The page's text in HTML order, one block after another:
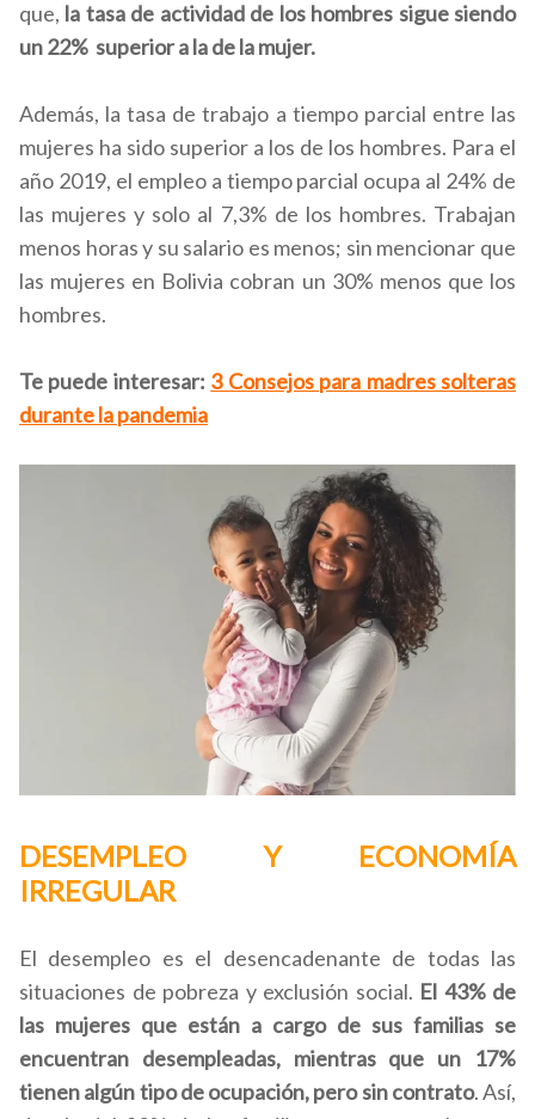
que, la tasa de actividad de los hombres sigue siendo
un 22% superior a la de la mujer.
Además, la tasa de trabajo a tiempo parcial entre las
mujeres ha sido superior a los de los hombres. Para el
año 2019, el empleo a tiempo parcial ocupa al 24% de
las mujeres y solo al 7,3% de los hombres. Trabajan
menos horas y su salario es menos; sin mencionar que
las mujeres en Bolivia cobran un 30% menos que los
hombres.
Te puede interesar: 3 Consejos para madres solteras
durante la pandemia
DESEMPLEO Y ECONOMÍA
IRREGULAR
El desempleo es el desencadenante de todas las
situaciones de pobreza y exclusión social. El 43% de
las mujeres que están a cargo de sus familias se
encuentran desempleadas, mientras que un 17%
tienen algún tipo de ocupación, pero sin contrato. Así,